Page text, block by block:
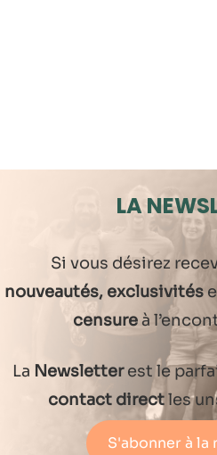
LA
Si vous désirez
nouveautés, exclusivités
censureà
La Newsletterest le
contact directles
S'abonner à